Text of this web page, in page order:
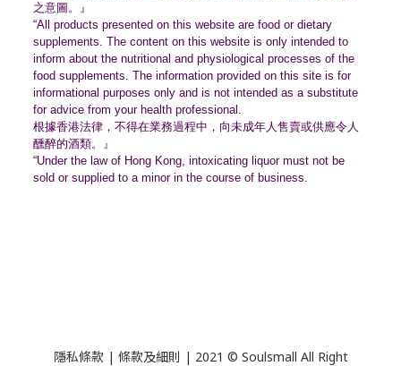
之意圖。』
“All products presented on this website are food or dietary
supplements. The content on this website is only intended to
inform about the nutritional and physiological processes of the
food supplements. The information provided on this site is for
informational purposes only and is not intended as a substitute
for advice from your health professional.
根據香港法律，不得在業務過程中， 向未成年人售賣或供應令人
醺醉的酒類。』
“Under the law of Hong Kong, intoxicating liquor must not be
sold or supplied to a minor in the course of business.
隱私條款 | 條款及細則 | 2021 © Soulsmall All Right